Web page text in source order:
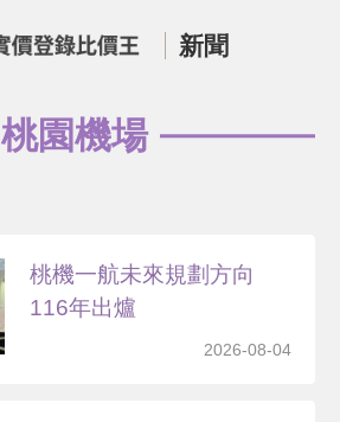
新聞
桃園機場
桃機一航未來規劃方向
116年出爐
2026-08-04